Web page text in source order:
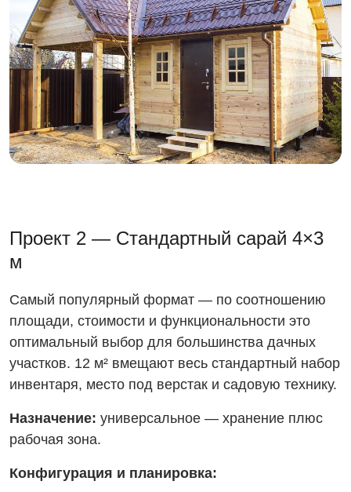
Проект 2 — Стандартный сарай 4×3
м
Самый популярный формат — по соотношению
площади, стоимости и функциональности это
оптимальный выбор для большинства дачных
участков. 12 м² вмещают весь стандартный набор
инвентаря, место под верстак и садовую технику.
Назначение: универсальное — хранение плюс
рабочая зона.
Конфигурация и планировка: